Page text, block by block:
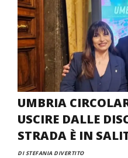
UMBRIA
USCIRE DALLE
STRADA È IN
DI STEFANIA DIVERTITO